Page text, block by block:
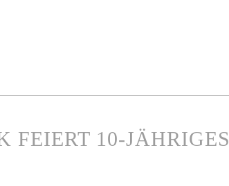
FEIERT 10-JÄHRIGES